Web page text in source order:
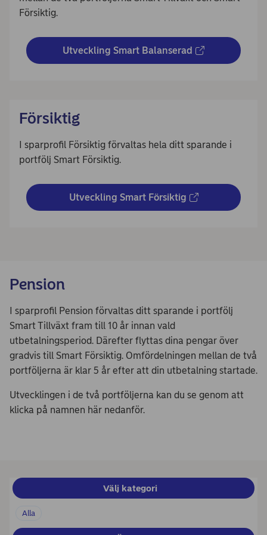
Försiktig.
Utveckling Smart Balanserad
Försiktig
I sparprofil Försiktig förvaltas hela ditt sparande i
portfölj Smart Försiktig.
Utveckling Smart Försiktig
Pension
I sparprofil Pension förvaltas ditt sparande i portfölj
Smart Tillväxt fram till 10 år innan vald
utbetalningsperiod. Därefter flyttas dina pengar över
gradvis till Smart Försiktig. Omfördelningen mellan de två
portföljerna är klar 5 år efter att din utbetalning startade.
Utvecklingen i de två portföljerna kan du se genom att
klicka på namnen här nedanför.